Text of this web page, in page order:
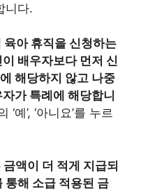
니다.
육아 휴직을 신청하는
배우자보다 먼저 신
해당하지 않고 나중
가 특례에 해당합니
예’, ‘아니요’를 누르
액이 더 적게 지급되
통해 소급 적용된 금